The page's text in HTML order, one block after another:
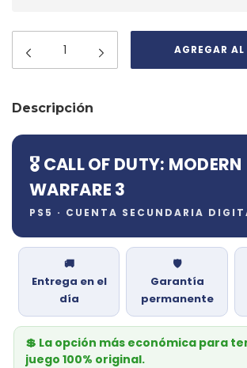
Descripción
🎖️ CALL OF DUTY: MODERN
WARFARE 3
PS5 · CUENTA SECUNDARIA
🚚
Entrega en el
día
🛡️
Garantía
permanente
💲 La opción más económica para
juego 100% original.